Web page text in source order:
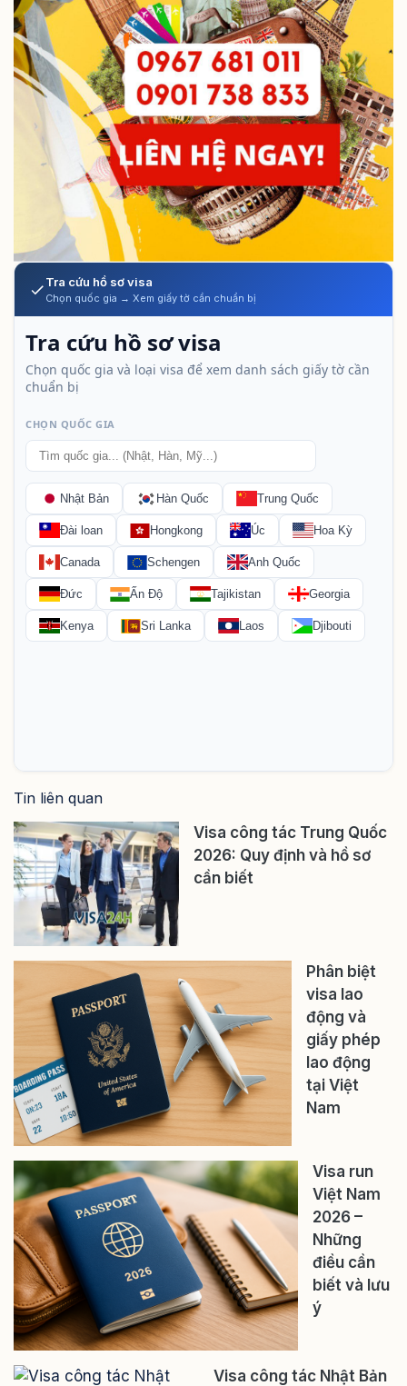
Tra cứu hồ sơ visa
Chọn quốc gia → Xem giấy tờ cần chuẩn bị
Tin liên quan
Visa công tác Trung Quốc
2026: Quy định và hồ sơ
cần biết
Phân biệt
visa lao
động và
giấy phép
lao động
tại Việt
Nam
Visa run
Việt Nam
2026 –
Những
điều cần
biết và lưu
ý
Visa công tác Nhật Bản